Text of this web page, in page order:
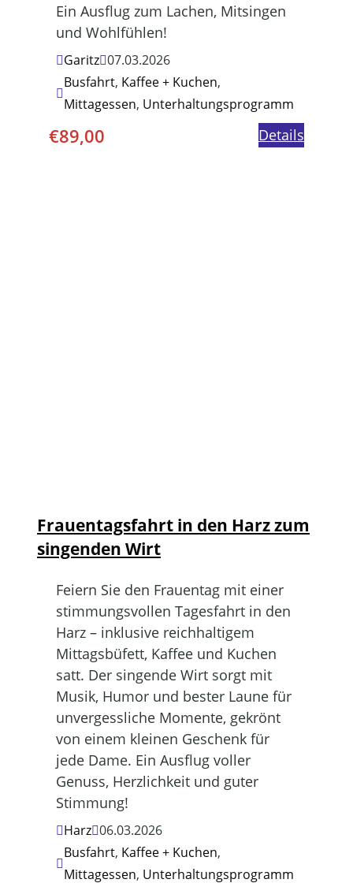
Ein Ausflug zum Lachen, Mitsingen
und Wohlfühlen!
Garitz 07.03.2026
Busfahrt, Kaffee + Kuchen,
Mittagessen, Unterhaltungsprogramm
€89,00 Details
Frauentagsfahrt in den Harz zum
singenden Wirt
Feiern Sie den Frauentag mit einer
stimmungsvollen Tagesfahrt in den
Harz – inklusive reichhaltigem
Mittagsbüfett, Kaffee und Kuchen
satt. Der singende Wirt sorgt mit
Musik, Humor und bester Laune für
unvergessliche Momente, gekrönt
von einem kleinen Geschenk für
jede Dame. Ein Ausflug voller
Genuss, Herzlichkeit und guter
Stimmung!
Harz 06.03.2026
Busfahrt, Kaffee + Kuchen,
Mittagessen, Unterhaltungsprogramm